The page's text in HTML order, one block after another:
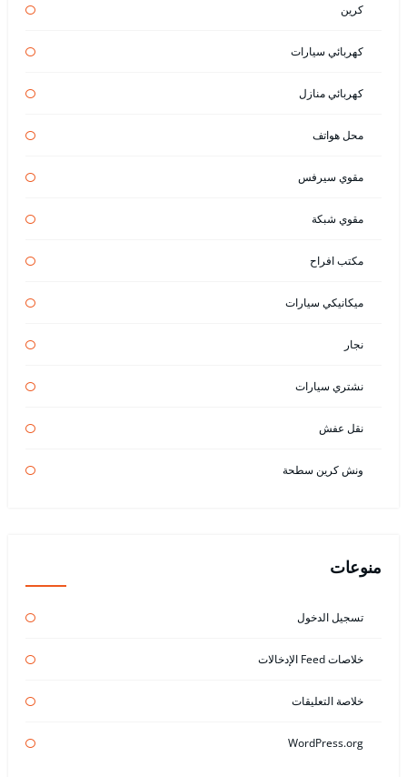
كرين
كهربائي سيارات
كهربائي منازل
محل هواتف
مقوي سيرفس
مقوي شبكة
مكتب افراح
ميكانيكي سيارات
نجار
نشتري سيارات
نقل عفش
ونش كرين سطحة
منوعات
تسجيل الدخول
خلاصات Feed الإدخالات
خلاصة التعليقات
WordPress.org